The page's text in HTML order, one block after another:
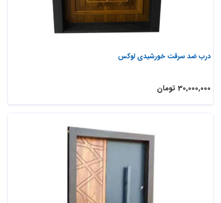
درب ضد سرقت خورشیدی لوکس
30,000,000 تومان